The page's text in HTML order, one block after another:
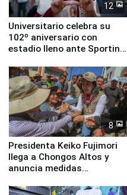
12
Universitario celebra su
102º aniversario con
estadio lleno ante Sporting
8
Presidenta Keiko Fujimori
llega a Chongos Altos y
anuncia medidas
educación, salud y empleo